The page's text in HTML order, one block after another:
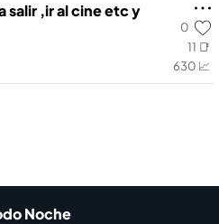
0
11 📑
630 📈
salir ,ir al cine etc y
Noche